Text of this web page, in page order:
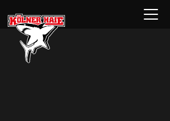
Menü
öffnen